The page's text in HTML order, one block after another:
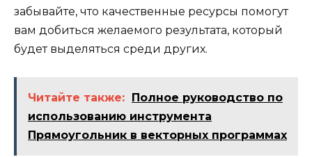
забывайте, что качественные ресурсы помогут
вам добиться желаемого результата, который
будет выделяться среди других.
Читайте также: Полное руководство по
использованию инструмента
Прямоугольник в векторных программах